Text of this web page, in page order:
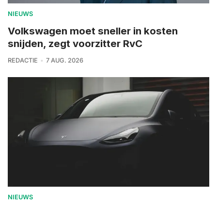
NIEUWS
Volkswagen moet sneller in kosten
snijden, zegt voorzitter RvC
REDACTIE 7 AUG. 2026
NIEUWS